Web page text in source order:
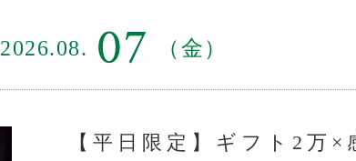
2026.08. 07 （金）
【平日限定】ギフト2万